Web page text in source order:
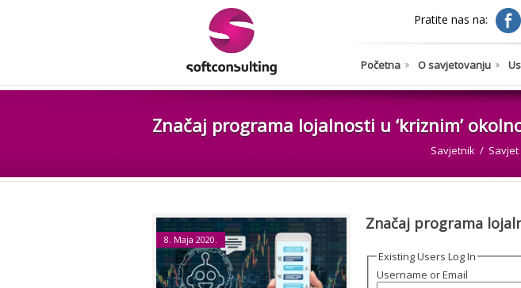
Pratite nas na:
Početna O savjetovanju
Značaj programa lojalnosti u ‘kriznim’
Savjetnik
8. Maja 2020.
Značaj programa
Existing Users Log In
Username or Email